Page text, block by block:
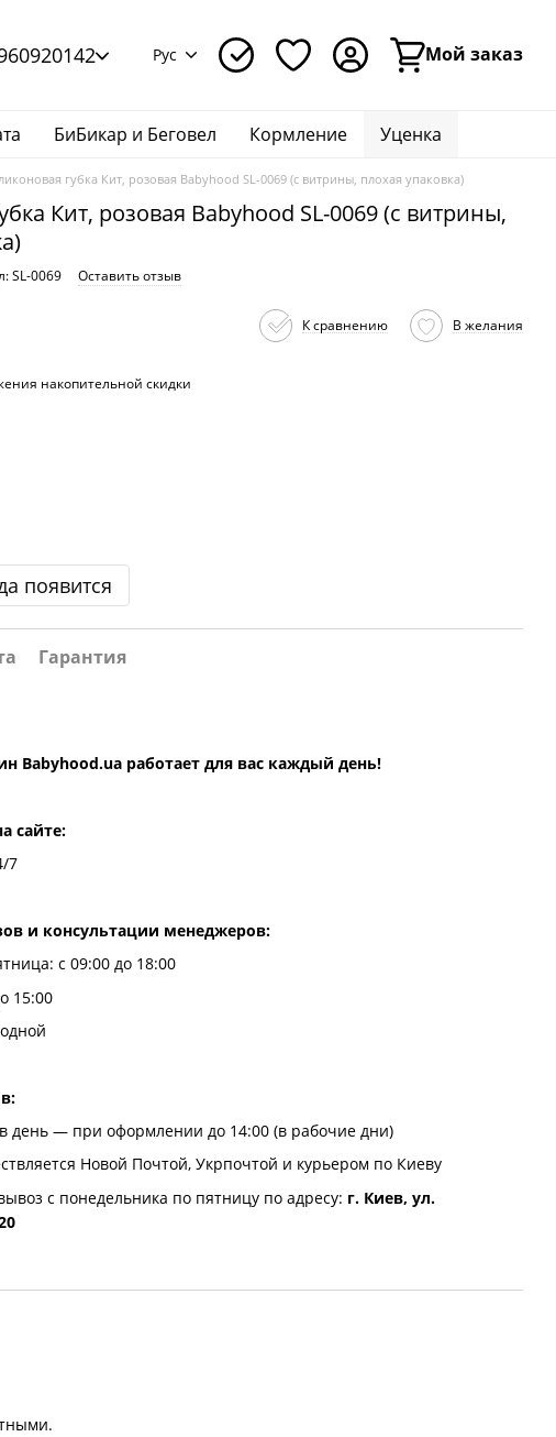
Рус Мой заказ
БиБикар и Беговел Кормление Уценка
губка Кит, розовая Babyhood SL-0069 (с витрины, плохая упаковка)
Кит, розовая Babyhood SL-0069 (с витрины,
SL-0069 Оставить отзыв
К сравнению В желания
накопительной скидки
появится
Гарантия
Babyhood.ua работает для вас каждый день!
сайте:
7
и консультации менеджеров:
с 09:00 до 18:00
15:00
день — при оформлении до 14:00 (в рабочие дни)
Новой Почтой, Укрпочтой и курьером по Киеву
с понедельника по пятницу по адресу: г. Киев, ул.